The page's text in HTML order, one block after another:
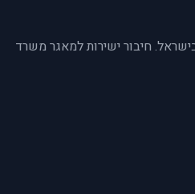
חיבור ישירות למאגר משרד